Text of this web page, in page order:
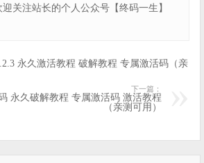
关注站长的个人公众号【终码一生】
永久激活教程 破解教程 专属激活码（亲
下一篇：
永久破解教程 专属激活码 激活教程
（亲测可用）